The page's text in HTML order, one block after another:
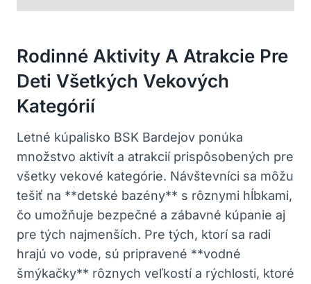
Rodinné Aktivity A Atrakcie Pre
Deti Všetkých Vekových
Kategórií
Letné kúpalisko BSK Bardejov ponúka
množstvo aktivít a atrakcií prispôsobených pre
všetky vekové kategórie. Návštevníci sa môžu
tešiť na **detské bazény** s rôznymi hĺbkami,
čo umožňuje bezpečné a zábavné kúpanie aj
pre tých najmenších. Pre tých, ktorí sa radi
hrajú vo vode, sú pripravené **vodné
šmýkačky** rôznych veľkostí a rýchlosti, ktoré